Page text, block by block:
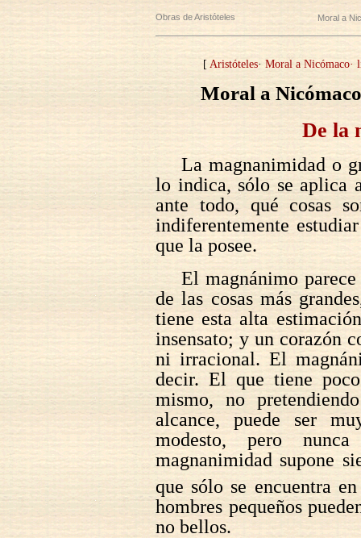
Obras de Aristóteles Moral a
[ Aristóteles· Moral a Nicómaco·
Moral a
De la
La magnanimidad o
lo indica, sólo se aplica
ante todo, qué cosas
indiferentemente
que la posee.
El magnánimo
de las cosas más
tiene esta alta
insensato; y un corazón
ni irracional. El
decir. El que tiene
mismo, no
alcance, puede ser
modesto, pero
magnanimidad supone
que sólo se encuentra
hombres pequeños
no bellos.